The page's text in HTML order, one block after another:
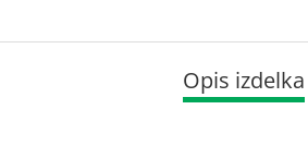
Opis izdelka